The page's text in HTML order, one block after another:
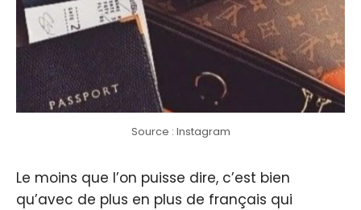
Source : Instagram
Le moins que l’on puisse dire, c’est bien
qu’avec de plus en plus de français qui